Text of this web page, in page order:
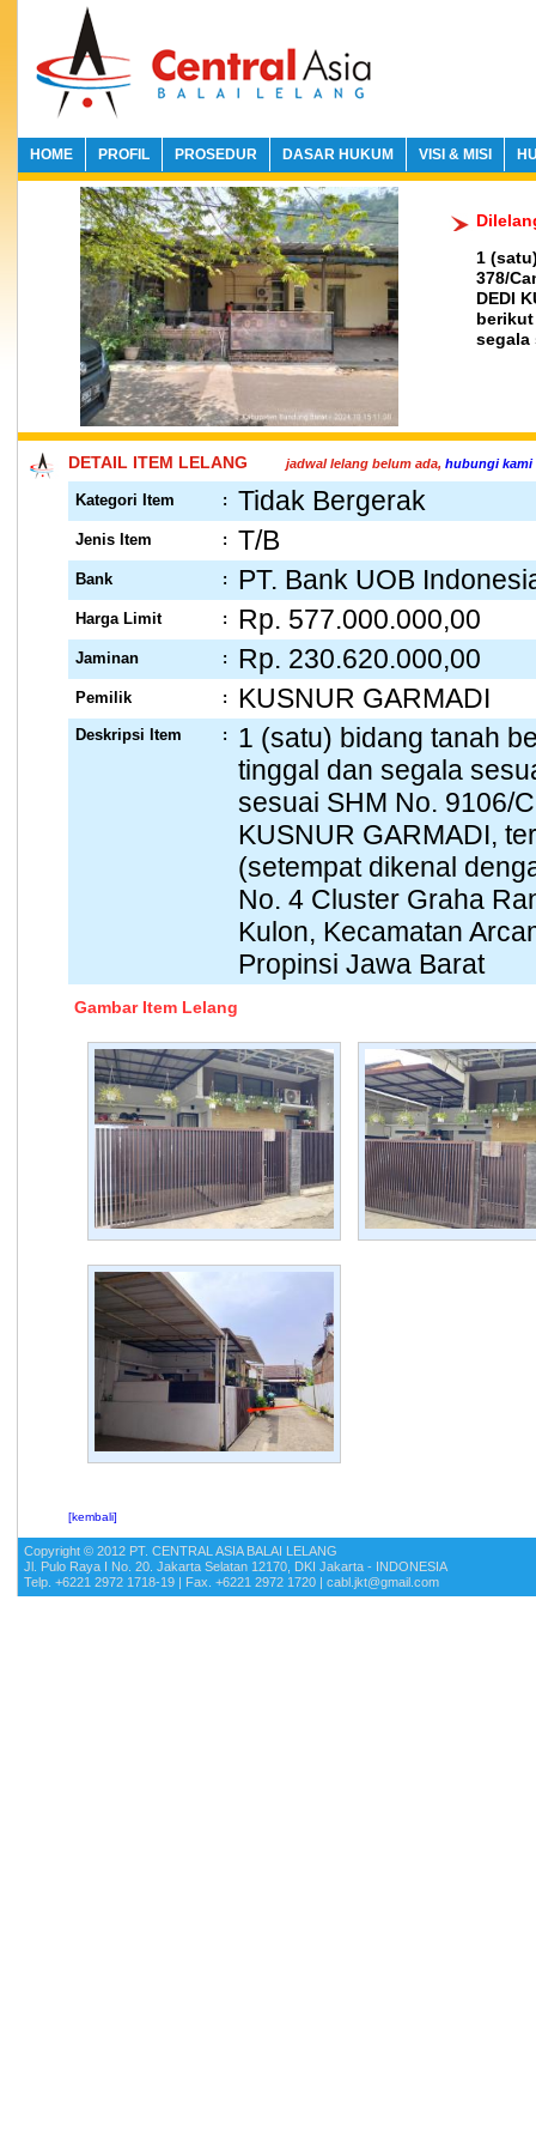
HOME PROFIL PROSEDUR DASAR HUKUM VISI & MISI
1
378/
DEDI
segala
DETAIL ITEM LELANG jadwal lelang belum ada, hubungi kami
Kategori Item : Tidak Bergerak
Jenis Item : T/B
Bank : PT. Bank UOB
Harga Limit : Rp. 577.000.000,00
Jaminan : Rp. 230.620.000,00
Pemilik : KUSNUR GARMADI
Deskripsi Item :
1 (satu) bidang tanah
tinggal dan segala
sesuai SHM No. 9106/
KUSNUR GARMADI,
(setempat dikenal
No. 4 Cluster Graha
Kulon, Kecamatan
Propinsi Jawa Barat
Gambar Item Lelang
[kembali]
Copyright © 2012 PT. CENTRAL ASIA BALAI LELANG
Jl. Pulo Raya I No. 20. Jakarta Selatan 12170, DKI Jakarta - INDONESIA
Telp. +6221 2972 1718-19 | Fax. +6221 2972 1720 | cabl.jkt@gmail.com